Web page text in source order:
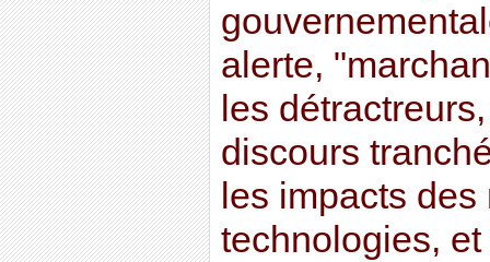
alerte,
les
discours
les impacts
technologies,